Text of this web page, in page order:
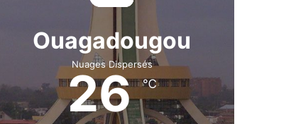
Ouagadougou
Nuages Dispersés
26℃